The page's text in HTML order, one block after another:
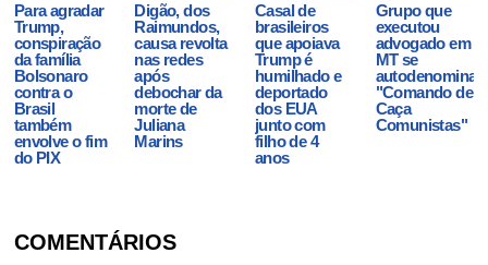
Para agradar
Trump,
conspiração
da família
Bolsonaro
contra o
Brasil
também
envolve o fim
do PIX
Digão, dos
Raimundos,
causa revolta
nas redes
após
debochar da
morte de
Juliana
Marins
Casal de
brasileiros
que apoiava
Trump é
humilhado e
deportado
dos EUA
junto com
filho de 4
anos
Grupo que
executou
advogado em
MT se
"Comando de
Caça
Comunistas"
COMENTÁRIOS